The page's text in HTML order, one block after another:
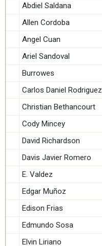
Abdiel Saldana
Allen Cordoba
Angel Cuan
Ariel Sandoval
Burrowes
Carlos Daniel Rodriguez
Christian Bethancourt
Cody Mincey
David Richardson
Davis Javier Romero
E. Valdez
Edgar Muñoz
Edison Frias
Edmundo Sosa
Elvin Liriano